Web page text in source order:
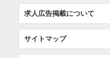
求人広告掲載について
サイトマップ